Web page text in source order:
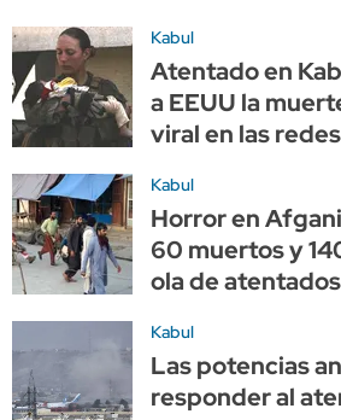
Kabul
Atentado en
a EEUU la
viral en las redes
Kabul
Horror en
60 muertos y
ola de
Kabul
Las potencias
responder al